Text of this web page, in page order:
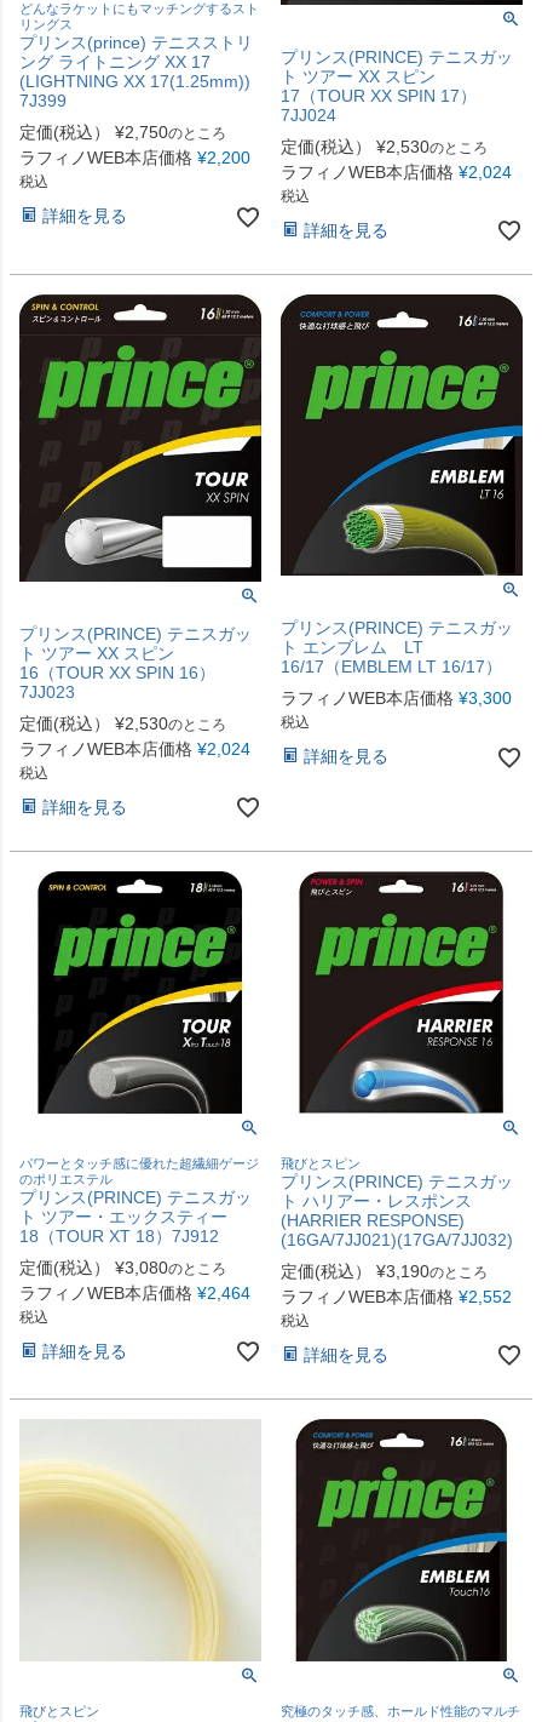
どんなラケットにもマッチングするスト
リングス
プリンス(prince) テニスストリ
ング ライトニング XX 17
(LIGHTNING XX 17(1.25mm))
7J399
定価(税込）
¥2,750のところ
ラフィノWEB本店価格 ¥2,200
税込
詳細を見る
プリンス(PRINCE) テニスガッ
ト ツアー XX スピン
17（TOUR XX SPIN 17）
7JJ024
定価(税込）
¥2,530のところ
ラフィノWEB本店価格 ¥2,024
税込
詳細を見る
プリンス(PRINCE) テニスガッ
ト ツアー XX スピン
16（TOUR XX SPIN 16）
7JJ023
定価(税込）
¥2,530のところ
ラフィノWEB本店価格 ¥2,024
税込
詳細を見る
プリンス(PRINCE) テニスガッ
ト エンブレム LT
16/17（EMBLEM LT 16/17）
ラフィノWEB本店価格 ¥3,300
税込
詳細を見る
パワーとタッチ感に優れた超繊細ゲージ
のポリエステル
プリンス(PRINCE) テニスガッ
ト ツアー・エックスティー
18（TOUR XT 18）7J912
定価(税込）
¥3,080のところ
ラフィノWEB本店価格 ¥2,464
税込
詳細を見る
飛びとスピン
プリンス(PRINCE) テニスガッ
ト ハリアー・レスポンス
(HARRIER RESPONSE)
(16GA/7JJ021)(17GA/7JJ032)
定価(税込）
¥3,190のところ
ラフィノWEB本店価格 ¥2,552
税込
詳細を見る
飛びとスピン
究極のタッチ感、ホールド性能のマルチ